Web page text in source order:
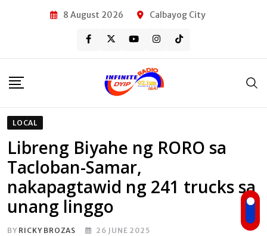
8 August 2026 Calbayog City
LOCAL
Libreng Biyahe ng RORO sa
Tacloban-Samar,
nakapagtawid ng 241 trucks sa
unang linggo
BY RICKY BROZAS 26 JUNE 2025